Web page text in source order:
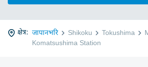
क्षेत्र: जापानभरि Shikoku Tokushima
Komatsushima Station